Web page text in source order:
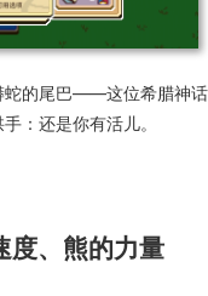
蛇的尾巴——这位希腊神话
：还是你有活儿。
度、熊的力量